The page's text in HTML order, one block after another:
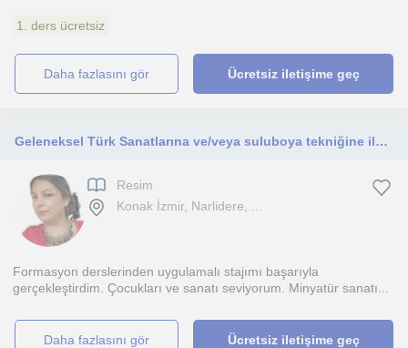
1. ders ücretsiz
daha fazlasını gör Ücretsiz iletişime geç
Geleneksel Türk Sanatlarına ve/veya suluboya tekniğine ilgi duyan herkese eğitim vermekten mutluluk duyarım
Resim
Konak İzmir, Narlidere, ...
Formasyon derslerinden uygulamalı stajımı başarıyla
gerçekleştirdim. Çocukları ve sanatı seviyorum. Minyatür sanatı...
daha fazlasını gör Ücretsiz iletişime geç